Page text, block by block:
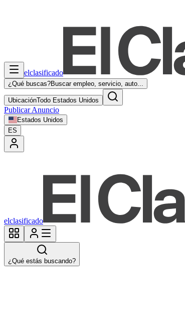
elclasificado
¿Qué buscas?Buscar empleo, servicio, auto...
UbicaciónTodo Estados Unidos
Publicar Anuncio
Estados Unidos
ES
elclasificado
¿Qué estás buscando?